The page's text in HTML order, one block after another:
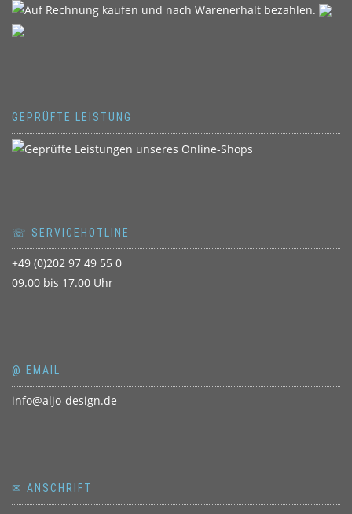
GEPRÜFTE LEISTUNG
☏ SERVICEHOTLINE
+49 (0)202 97 49 55 0
09.00 bis 17.00 Uhr
@ EMAIL
info@aljo-design.de
✉ ANSCHRIFT